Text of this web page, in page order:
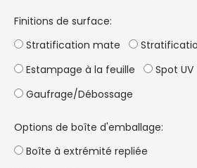
Finitions de surface:
Stratification mate
Estampage à la feuille
Spot UV
Gaufrage/Débossage
Options de boîte d'emballage:
Boîte à extrémité repliée